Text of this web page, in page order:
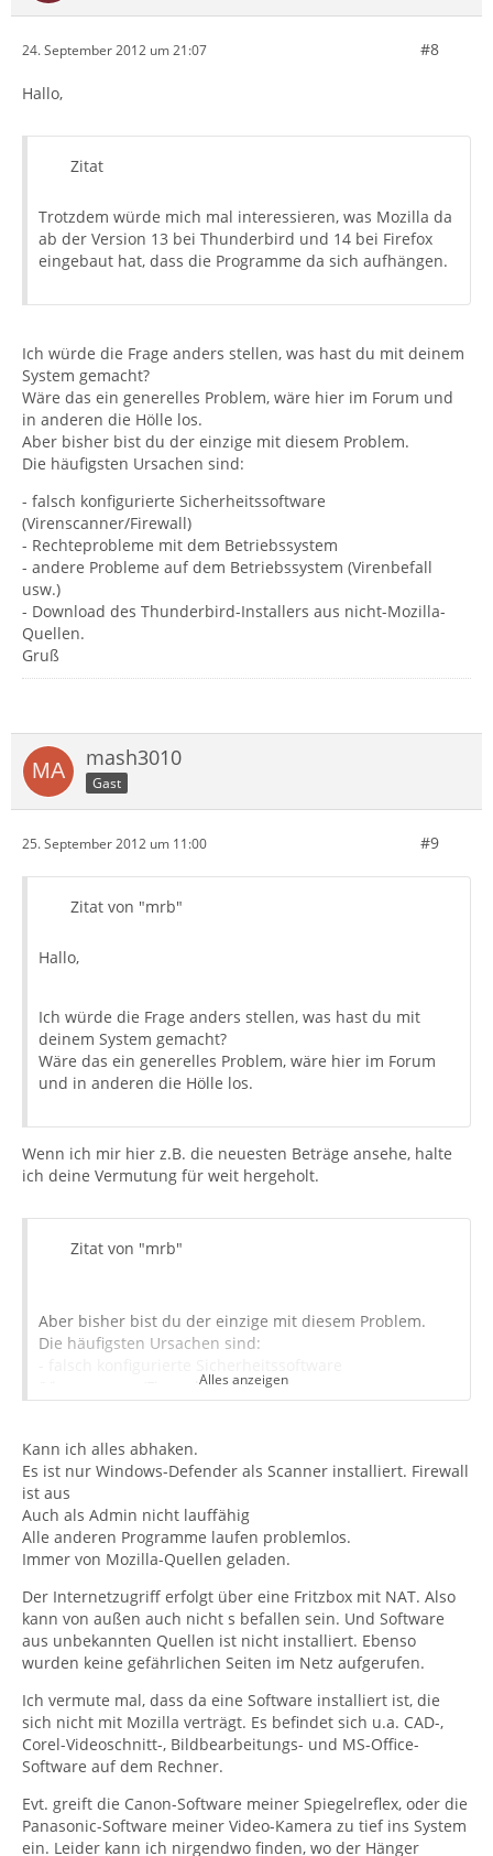
24. September 2012 um 21:07 #8
Hallo,
Zitat
Trotzdem würde mich mal interessieren, was Mozilla da
ab der Version 13 bei Thunderbird und 14 bei Firefox
eingebaut hat, dass die Programme da sich aufhängen.
Ich würde die Frage anders stellen, was hast du mit deinem
System gemacht?
Wäre das ein generelles Problem, wäre hier im Forum und
in anderen die Hölle los.
Aber bisher bist du der einzige mit diesem Problem.
Die häufigsten Ursachen sind:
- falsch konfigurierte Sicherheitssoftware
(Virenscanner/Firewall)
- Rechteprobleme mit dem Betriebssystem
- andere Probleme auf dem Betriebssystem (Virenbefall
usw.)
- Download des Thunderbird-Installers aus nicht-Mozilla-
Quellen.
Gruß
mash3010
Gast
25. September 2012 um 11:00 #9
Zitat von "mrb"
Hallo,
Ich würde die Frage anders stellen, was hast du mit
deinem System gemacht?
Wäre das ein generelles Problem, wäre hier im Forum
und in anderen die Hölle los.
Wenn ich mir hier z.B. die neuesten Beträge ansehe, halte
ich deine Vermutung für weit hergeholt.
Zitat von "mrb"
Aber bisher bist du der einzige mit diesem Problem.
Die häufigsten Ursachen sind:
(Virenscanner/Firewall)
usw.)
- Download des Thunderbird-Installers aus nicht-
Mozilla-Quellen.
Gruß
Alles anzeigen
Kann ich alles abhaken.
Es ist nur Windows-Defender als Scanner installiert. Firewall
ist aus
Auch als Admin nicht lauffähig
Alle anderen Programme laufen problemlos.
Immer von Mozilla-Quellen geladen.
Der Internetzugriff erfolgt über eine Fritzbox mit NAT. Also
kann von außen auch nicht s befallen sein. Und Software
aus unbekannten Quellen ist nicht installiert. Ebenso
wurden keine gefährlichen Seiten im Netz aufgerufen.
Ich vermute mal, dass da eine Software installiert ist, die
sich nicht mit Mozilla verträgt. Es befindet sich u.a. CAD-,
Corel-Videoschnitt-, Bildbearbeitungs- und MS-Office-
Software auf dem Rechner.
Evt. greift die Canon-Software meiner Spiegelreflex, oder die
Panasonic-Software meiner Video-Kamera zu tief ins System
ein. Leider kann ich nirgendwo finden, wo der Hänger